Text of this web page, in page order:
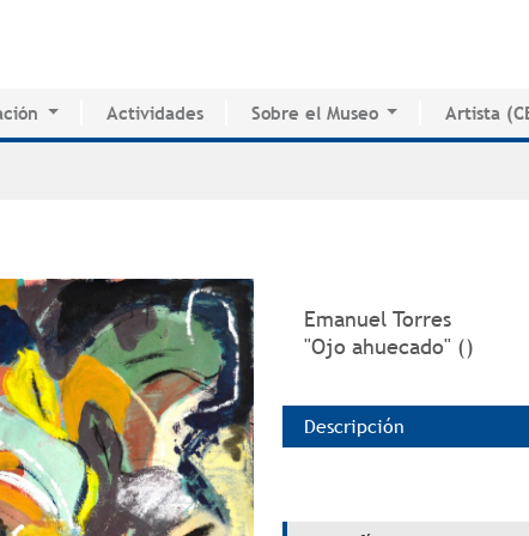
de Innovación Educativa
Actividades Sobre el Museo
Historia del MAPR
Artista
CEDE
Emanuel Torres
"Ojo ahuecado" ()
Descripción